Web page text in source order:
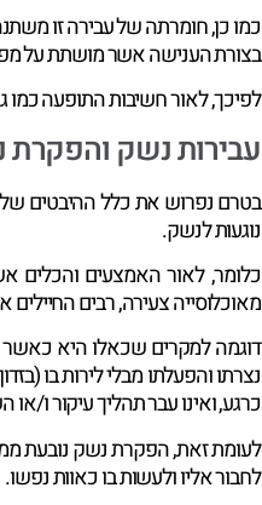
כמו כן, חומרתה של עבירה זו
בצורת הענישה אשר מושתת על
לפיכך, לאור חשיבות התופעה
עבירות נשק והפקרת
בטרם נפרוש את כלל ההיבטים
נוגעות לנשק.
כלומר, לאור האמצעים והכלים
מאוכלוסייה צעירה, רבים
דוגמה למקרים שכאלו היא כאשר
נצרתו והפעלתו מבלי לירות בו
כרגע, ואינו עבר תהליך עיקור ו/
לעומת זאת, הפקרת נשק נובעת
לחבור אליו ולעשות בו כאוות נפשו.